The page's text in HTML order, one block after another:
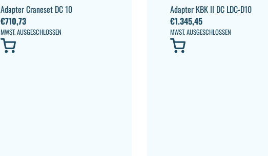
Adapter Craneset DC 10
€710,73
MWST. AUSGESCHLOSSEN
Adapter KBK II DC LDC-D10
€1.345,45
MWST. AUSGESCHLOSSEN